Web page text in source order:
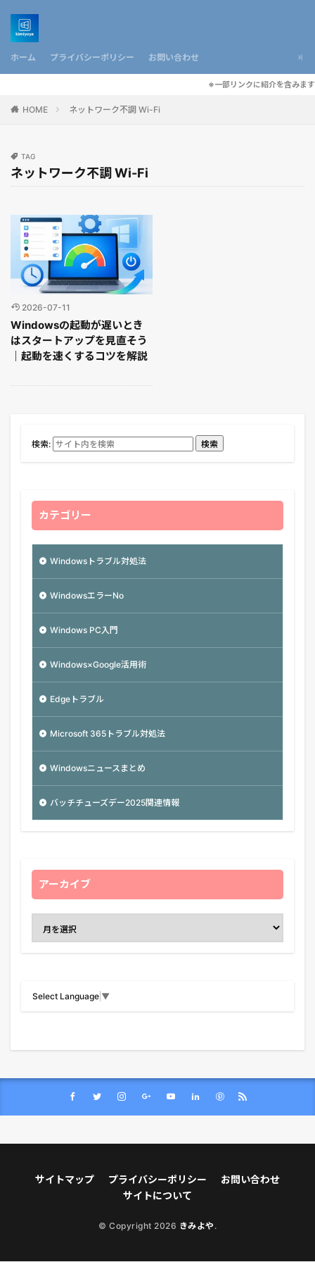
ホーム プライバシーポリシー お問い合わせ
※一部リンクに紹介を含みます
HOME ネットワーク不調 Wi-Fi
TAG
ネットワーク不調 Wi-Fi
2026-07-11
Windowsの起動が遅いとき
はスタートアップを見直そう
｜起動を速くするコツを解説
検索: 検索
カテゴリー
Windowsトラブル対処法
WindowsエラーNo
Windows PC入門
Windows×Google活用術
Edgeトラブル
Microsoft 365トラブル対処法
Windowsニュースまとめ
バッチチューズデー2025関連情報
アーカイブ
Select Language ▼
サイトマップ プライバシーポリシー
お問い合わせ
サイトについて
© Copyright 2026 きみよや .